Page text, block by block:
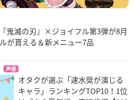
らから
ンパーカ
にしたプリントデザインが入ってい
鬼滅の刃』×ジョイフル第3弾が8月
が貰える＆新メニュー7品
声優
オタクが選ぶ「速水奨が演じる
キャラ」ランキングTOP10！1位